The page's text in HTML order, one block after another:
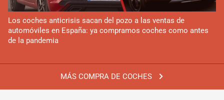
MÁS COMPRA DE COCHES
Los coches anticrisis sacan del pozo a las ventas de
automóviles en España: ya compramos coches como antes
de la pandemia